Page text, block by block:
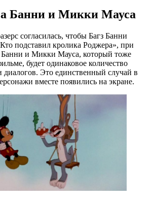
Банни и Микки Мауса
согласилась, чтобы Багз Банни
подставил кролика Роджера», при
Банни и Микки Мауса, который тоже
будет одинаковое количество
диалогов. Это единственный случай в
вместе появились на экране.